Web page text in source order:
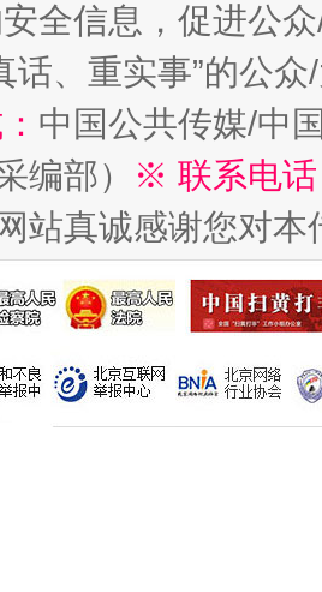
、麦地、白藏房 除
荒背后
全信息，促进公
话、重实事”的公
中国公共传媒/中
编部）
※ 联系电
站真诚感谢您对